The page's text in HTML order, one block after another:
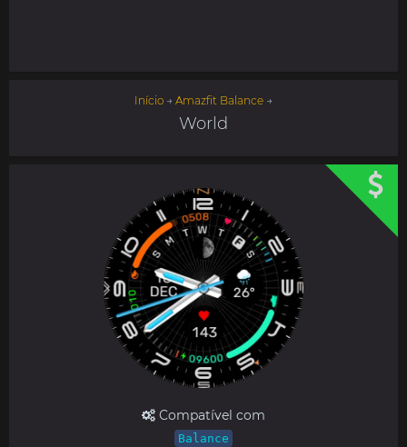
Início → Amazfit Balance →
World
Compatível com
Balance